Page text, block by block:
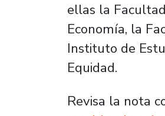
ellas la
Economía, la
Instituto de
Equidad.
Revisa la nota